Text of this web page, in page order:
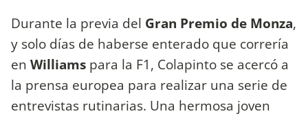
Durante la previa del Gran Premio de Monza,
y solo días de haberse enterado que correría
en Williams para la F1, Colapinto se acercó a
la prensa europea para realizar una serie de
entrevistas rutinarias. Una hermosa joven